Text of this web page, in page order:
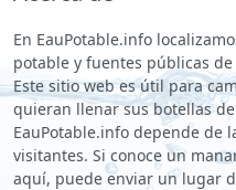
En EauPotable.info
potable y fuentes públicas
Este sitio web es útil para
quieran llenar sus botellas
EauPotable.info depende de
visitantes. Si conoce un
aquí, puede enviar un lugar